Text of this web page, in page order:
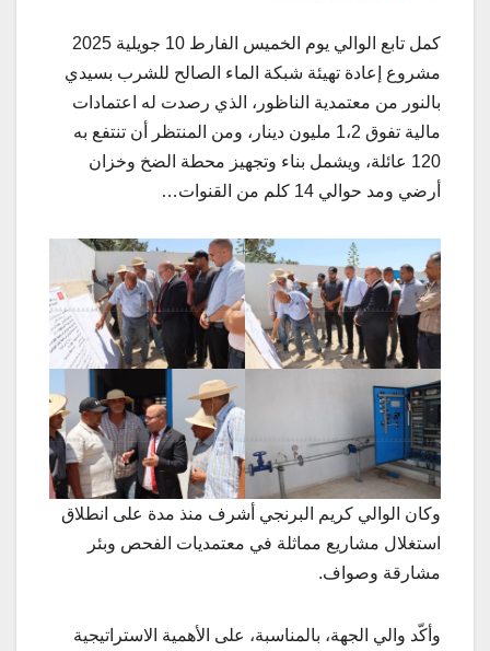
كمل تابع الوالي يوم الخميس الفارط 10 جويلية 2025
مشروع إعادة تهيئة شبكة الماء الصالح للشرب بسيدي
بالنور من معتمدية الناظور، الذي رصدت له اعتمادات
مالية تفوق 1،2 مليون دينار، ومن المنتظر أن تنتفع به
120 عائلة، ويشمل بناء وتجهيز محطة الضخ وخزان
أرضي ومد حوالي 14 كلم من القنوات…
وكان الوالي كريم البرنجي أشرف منذ مدة على انطلاق
استغلال مشاريع مماثلة في معتمديات الفحص وبئر
مشارقة وصواف.
وأكّد والي الجهة، بالمناسبة، على الأهمية الاستراتيجية